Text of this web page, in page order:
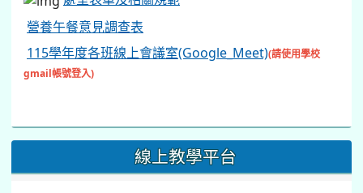
營養午餐意見調查表
115學年度各班線上會議室(Google_Meet)(請使用學校
gmail帳號登入)
線上教學平台